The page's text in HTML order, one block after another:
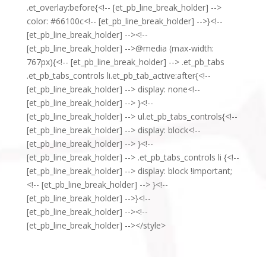
.et_overlay:before{<!-- [et_pb_line_break_holder] -->
color: #66100c<!-- [et_pb_line_break_holder] -->}<!--
[et_pb_line_break_holder] --><!--
[et_pb_line_break_holder] -->@media (max-width:
767px){<!-- [et_pb_line_break_holder] --> .et_pb_tabs
.et_pb_tabs_controls li.et_pb_tab_active:after{<!--
[et_pb_line_break_holder] --> display: none<!--
[et_pb_line_break_holder] --> }<!--
[et_pb_line_break_holder] --> ul.et_pb_tabs_controls{<!--
[et_pb_line_break_holder] --> display: block<!--
[et_pb_line_break_holder] --> }<!--
[et_pb_line_break_holder] --> .et_pb_tabs_controls li {<!--
[et_pb_line_break_holder] --> display: block !important;
<!-- [et_pb_line_break_holder] --> }<!--
[et_pb_line_break_holder] -->}<!--
[et_pb_line_break_holder] --><!--
[et_pb_line_break_holder] --></style>